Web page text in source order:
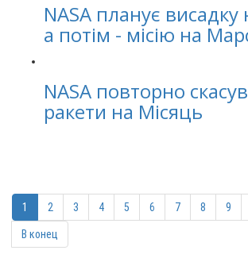
NASA планує висадку
а потім - місію на
NASA повторно
ракети на Місяць
1 2 3 4 5 6 7 8 9
В конец